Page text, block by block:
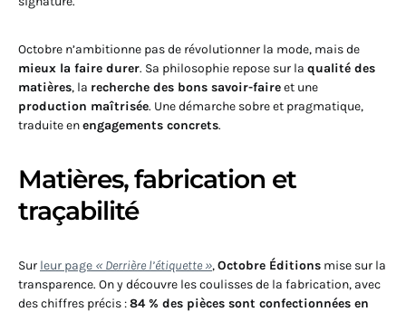
Octobre n’ambitionne pas de révolutionner la mode, mais de
mieux la faire durer. Sa philosophie repose sur la qualité des
matières, la recherche des bons savoir-faireet une
production maîtrisée. Une démarche sobre et pragmatique,
traduite enengagements concrets.
Matières, fabrication et
traçabilité
Sur leur page « Derrière l’étiquette »,Octobre Éditions mise sur la
transparence. On y découvre les coulisses de la fabrication, avec
des chiffres précis :84 % des pièces sont confectionnées en